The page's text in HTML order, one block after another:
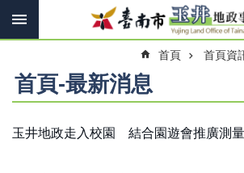
跳到主要內容區塊
搜
搜
尋
首頁 首頁資
首頁-最新消息
玉井地政走入校園 結合園遊會推廣測